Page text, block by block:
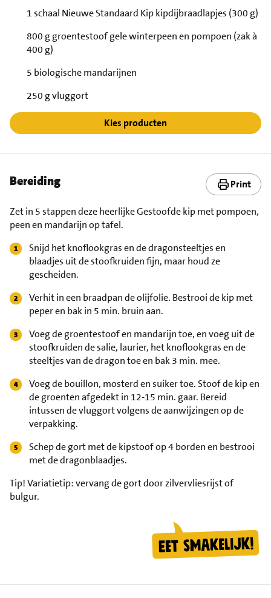
1 schaal Nieuwe Standaard Kip kipdijbraadlapjes (300 g)
800 g groentestoof gele winterpeen en pompoen (zak à
400 g)
5 biologische mandarijnen
250 g vluggort
Kies producten
Bereiding Print
Zet in 5 stappen deze heerlijke Gestoofde kip met pompoen,
peen en mandarijn op tafel.
Snijd het knoflookgras en de dragonsteeltjes en
blaadjes uit de stoofkruiden fijn, maar houd ze
gescheiden.
Verhit in een braadpan de olijfolie. Bestrooi de kip met
peper en bak in 5 min. bruin aan.
Voeg de groentestoof en mandarijn toe, en voeg uit de
stoofkruiden de salie, laurier, het knoflookgras en de
steeltjes van de dragon toe en bak 3 min. mee.
Voeg de bouillon, mosterd en suiker toe. Stoof de kip en
de groenten afgedekt in 12-15 min. gaar. Bereid
intussen de vluggort volgens de aanwijzingen op de
verpakking.
Schep de gort met de kipstoof op 4 borden en bestrooi
met de dragonblaadjes.
Tip!Variatietip: vervang de gort door zilvervliesrijst of
bulgur.